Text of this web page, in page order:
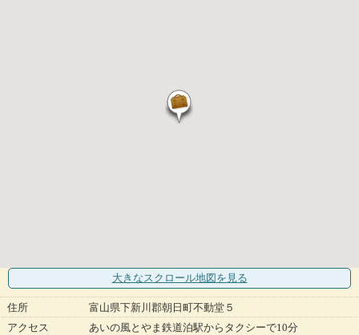
大きなスクロール地図 を見る
住所
富山県下新川郡朝日町不動堂５
アクセス
あいの風とやま鉄道泊駅からタクシーで10分